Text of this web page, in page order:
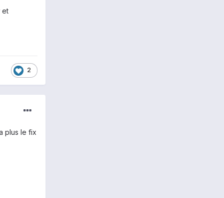
et
2
plus le fix